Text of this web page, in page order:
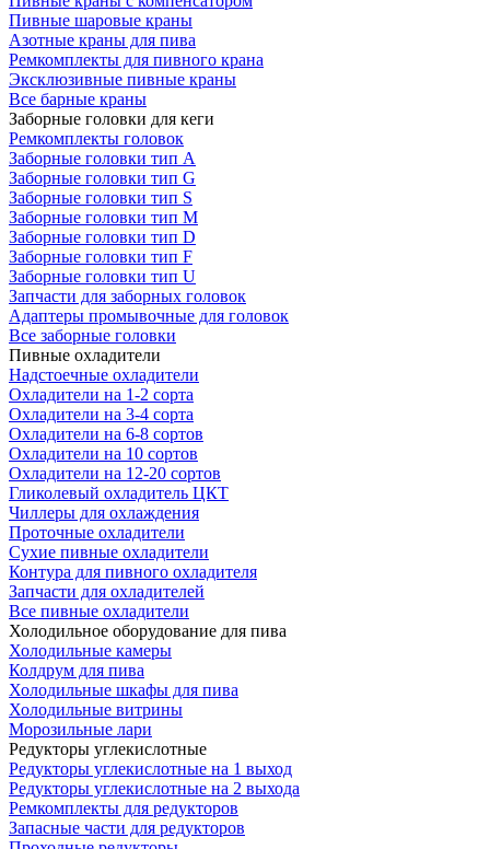
Пивные шаровые краны
Азотные краны для пива
Ремкомплекты для пивного крана
Эксклюзивные пивные краны
Все барные краны
Заборные головки для кеги
Ремкомплекты головок
Заборные головки тип А
Заборные головки тип G
Заборные головки тип S
Заборные головки тип M
Заборные головки тип D
Заборные головки тип F
Заборные головки тип U
Запчасти для заборных головок
Адаптеры промывочные для головок
Все заборные головки
Пивные охладители
Надстоечные охладители
Охладители на 1-2 сорта
Охладители на 3-4 сорта
Охладители на 6-8 сортов
Охладители на 10 сортов
Охладители на 12-20 сортов
Гликолевый охладитель ЦКТ
Чиллеры для охлаждения
Проточные охладители
Сухие пивные охладители
Контура для пивного охладителя
Запчасти для охладителей
Все пивные охладители
Холодильное оборудование для пива
Холодильные камеры
Колдрум для пива
Холодильные шкафы для пива
Холодильные витрины
Морозильные лари
Редукторы углекислотные
Редукторы углекислотные на 1 выход
Редукторы углекислотные на 2 выхода
Ремкомплекты для редукторов
Запасные части для редукторов